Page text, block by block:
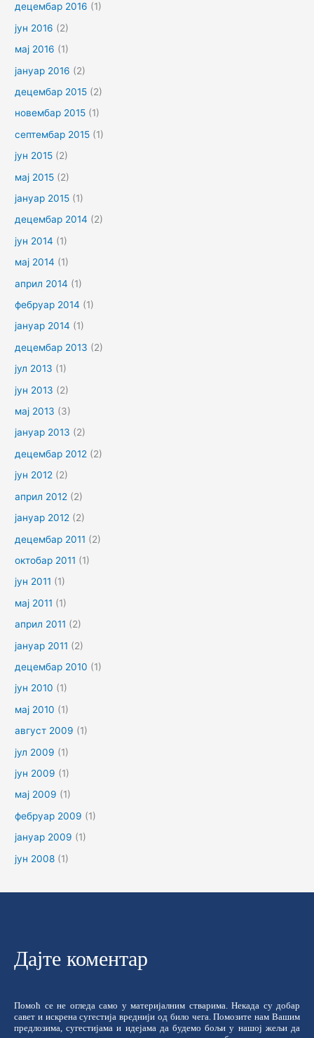
децембар 2016 (1)
јун 2016 (2)
мај 2016 (1)
јануар 2016 (2)
децембар 2015 (2)
новембар 2015 (1)
септембар 2015 (1)
јун 2015 (2)
мај 2015 (2)
јануар 2015 (1)
децембар 2014 (2)
јун 2014 (1)
мај 2014 (1)
април 2014 (1)
фебруар 2014 (1)
јануар 2014 (1)
децембар 2013 (2)
јул 2013 (1)
јун 2013 (2)
мај 2013 (3)
јануар 2013 (2)
децембар 2012 (2)
јун 2012 (2)
април 2012 (2)
јануар 2012 (2)
децембар 2011 (2)
октобар 2011 (1)
јун 2011 (1)
мај 2011 (1)
април 2011 (2)
јануар 2011 (2)
децембар 2010 (1)
јун 2010 (1)
мај 2010 (1)
август 2009 (1)
јул 2009 (1)
јун 2009 (1)
мај 2009 (1)
фебруар 2009 (1)
јануар 2009 (1)
јун 2008 (1)
Дајте коментар
Помоћ се не огледа само у материјалним стварима. Некада су добар
савет и искрена сугестија вреднији од било чега. Помозите нам Вашим
предлозима, сугестијама и идејама да будемо бољи у нашој жељи да